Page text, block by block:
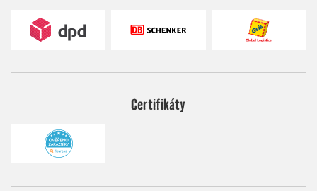
Certifikáty